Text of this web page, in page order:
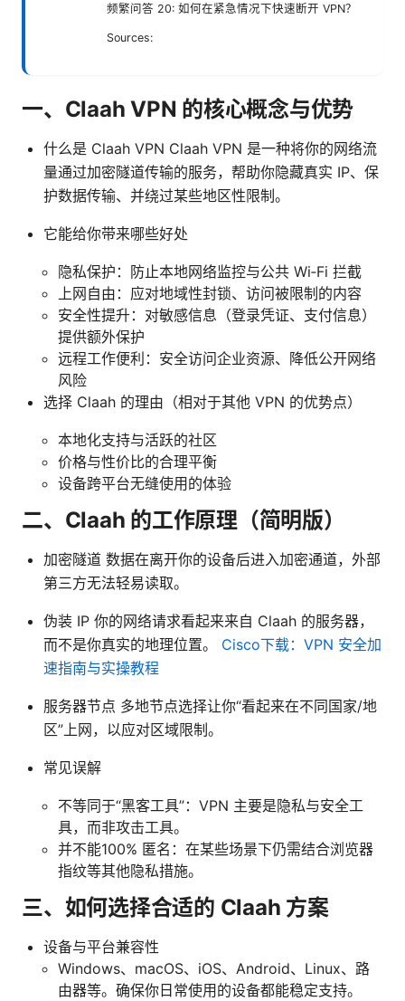
频繁问答 20: 如何在紧急情况下快速断开 VPN？
Sources:
一、Claah VPN 的核心概念与优势
什么是 Claah VPN Claah VPN 是一种将你的网络流
量通过加密隧道传输的服务，帮助你隐藏真实 IP、保
护数据传输、并绕过某些地区性限制。
它能给你带来哪些好处
隐私保护：防止本地网络监控与公共 Wi‑Fi 拦截
上网自由：应对地域性封锁、访问被限制的内容
安全性提升：对敏感信息（登录凭证、支付信息）
提供额外保护
远程工作便利：安全访问企业资源、降低公开网络
风险
选择 Claah 的理由（相对于其他 VPN 的优势点）
本地化支持与活跃的社区
价格与性价比的合理平衡
设备跨平台无缝使用的体验
二、Claah 的工作原理（简明版）
加密隧道 数据在离开你的设备后进入加密通道，外部
第三方无法轻易读取。
伪装 IP 你的网络请求看起来来自 Claah 的服务器，
而不是你真实的地理位置。 Cisco下载：VPN 安全加
速指南与实操教程
服务器节点 多地节点选择让你“看起来在不同国家/地
区”上网，以应对区域限制。
常见误解
不等同于“黑客工具”：VPN 主要是隐私与安全工
具，而非攻击工具。
并不能100% 匿名：在某些场景下仍需结合浏览器
指纹等其他隐私措施。
三、如何选择合适的 Claah 方案
设备与平台兼容性
Windows、macOS、iOS、Android、Linux、路
由器等。确保你日常使用的设备都能稳定支持。